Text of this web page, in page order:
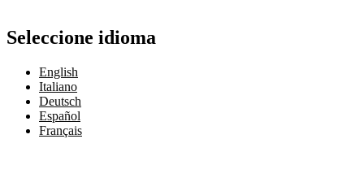
Seleccione idioma
English
Italiano
Deutsch
Español
Français